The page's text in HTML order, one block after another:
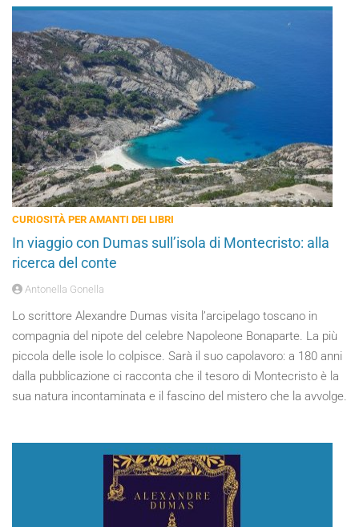
CURIOSITÀ PER AMANTI DEI LIBRI
In viaggio con Dumas sull’isola di Montecristo: alla
ricerca del conte
Antonella Gonella
Lo scrittore Alexandre Dumas visita l’arcipelago toscano in
compagnia del nipote del celebre Napoleone Bonaparte. La più
piccola delle isole lo colpisce. Sarà il suo capolavoro: a 180 anni
dalla pubblicazione ci racconta che il tesoro di Montecristo è la
sua natura incontaminata e il fascino del mistero che la avvolge.